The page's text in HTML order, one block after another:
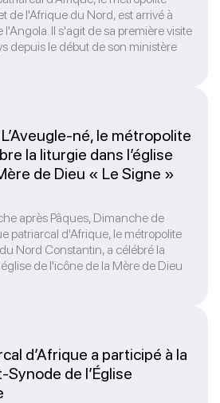
de l'Afrique du Nord, est arrivé à
Il s'agit de sa première visite
depuis le début de son ministère
né, le métropolite
la liturgie dans l’église
de Dieu « Le Signe »
après Pâques, Dimanche de
patriarcal d'Afrique, le métropolite
Nord Constantin, a célébré la
de l'icône de la Mère de Dieu
d’Afrique a participé à la
de l’Église